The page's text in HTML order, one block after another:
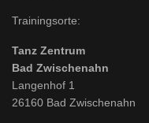
Trainingsorte:
Tanz Zentrum
Bad Zwischenahn
Langenhof 1
26160 Bad Zwischenahn